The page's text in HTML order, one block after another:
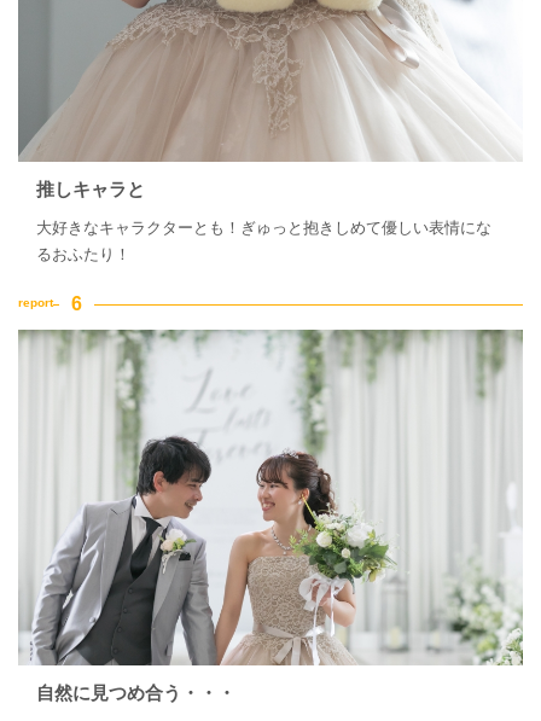
推しキャラと
大好きなキャラクターとも！ぎゅっと抱きしめて優しい表情にな
るおふたり！
自然に見つめ合う・・・